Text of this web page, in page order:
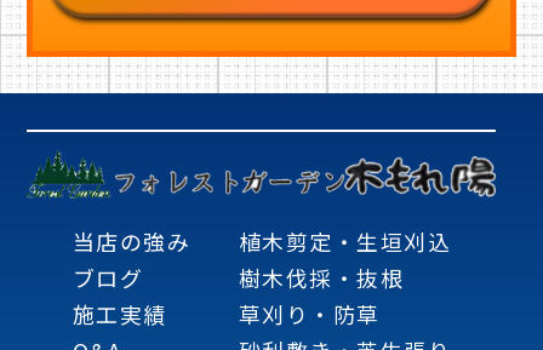
当店の強み
ブログ
施工実績
植木剪定・生垣刈込
樹木伐採・抜根
草刈り・防草